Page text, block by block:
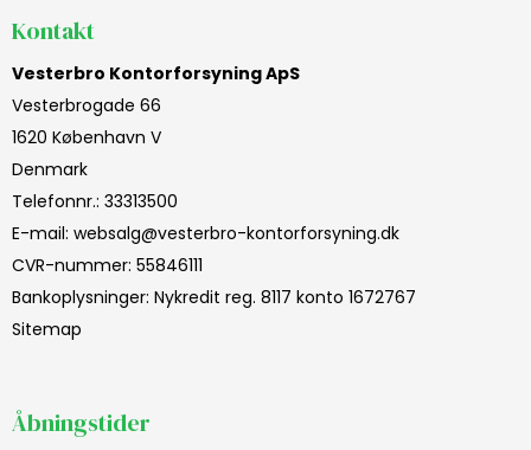
Kontakt
Vesterbro Kontorforsyning ApS
Vesterbrogade 66
1620 København V
Denmark
Telefonnr.: 33313500
E-mail: websalg@vesterbro-kontorforsyning.dk
CVR-nummer: 55846111
Bankoplysninger: Nykredit reg. 8117 konto 1672767
Sitemap
Åbningstider